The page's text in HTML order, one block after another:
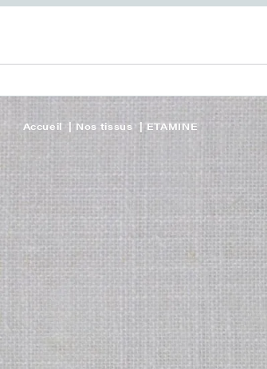
Accueil Nos tissus ETAMINE